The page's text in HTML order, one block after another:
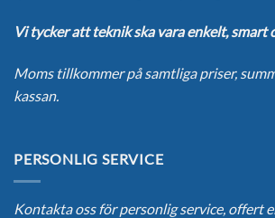
Vi tycker att teknik ska vara enkelt, smart
Moms tillkommer på samtliga priser,
kassan.
PERSONLIG SERVICE
Kontakta oss för personlig service, offert